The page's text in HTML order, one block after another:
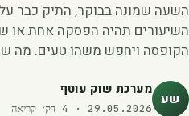
השעה שמונה בבוקר, התיק כבר על
השיעורים תהיה הפסקה אחת או
הקופסה ויחפש משהו טעים. מה
שע מערכת שוק עוטף
29.05.2026
·
4 דק׳ קריאה